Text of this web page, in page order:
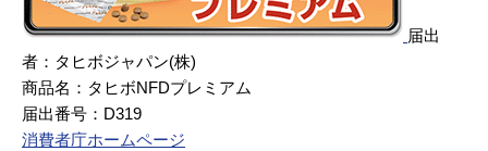
届出
者：タヒボジャパン(株)
商品名：タヒボNFDプレミアム
届出番号：D319
消費者庁ホームページ